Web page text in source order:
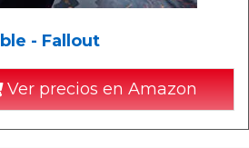
- Fallout
Ver precios en Amazon